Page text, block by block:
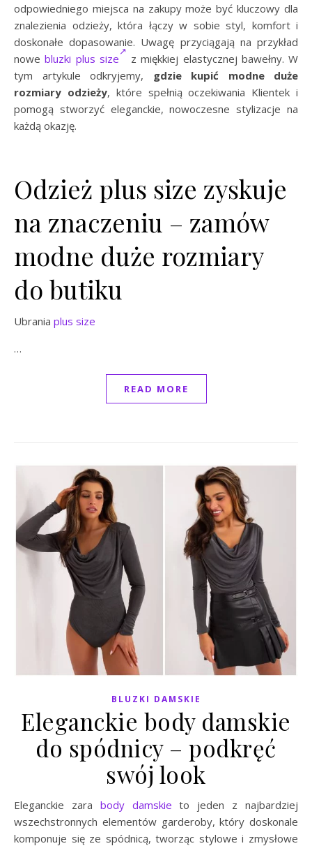
odpowiedniego miejsca na zakupy może być kluczowy dla
znalezienia odzieży, która łączy w sobie styl, komfort i
doskonałe dopasowanie. Uwagę przyciągają na przykład
nowebluzki plus size
z miękkiej elastycznej bawełny. W
tym artykule odkryjemy, gdzie kupić modne duże
rozmiary odzieży, które spełnią oczekiwania Klientek i
pomogą stworzyć eleganckie, nowoczesne stylizacje na
każdą okazję.
Odzież plus size zyskuje
na znaczeniu – zamów
modne duże rozmiary
do butiku
Ubrania plus size
…
READ MORE
BLUZKI DAMSKIE
Eleganckie body damskie
do spódnicy – podkręć
swój look
Eleganckie zara body damskie to jeden z najbardziej
wszechstronnych elementów garderoby, który doskonale
komponuje się ze spódnicą, tworząc stylowe i zmysłowe